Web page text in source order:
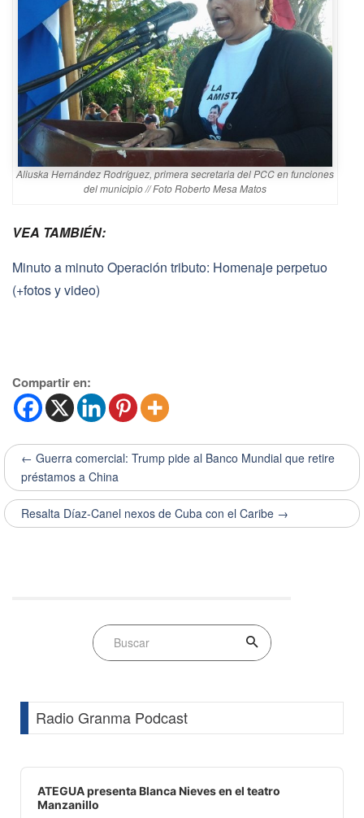
Aliuska Hernández Rodríguez, primera secretaria del PCC en funciones
del municipio // Foto Roberto Mesa Matos
VEA TAMBIÉN:
Minuto a minuto Operación tributo: Homenaje perpetuo
(+fotos y video)
Compartir en:
← Guerra comercial: Trump pide al Banco Mundial que retire
préstamos a China
Resalta Díaz-Canel nexos de Cuba con el Caribe →
Radio Granma Podcast
Audio
Player
ATEGUA presenta Blanca Nieves en el teatro
Manzanillo